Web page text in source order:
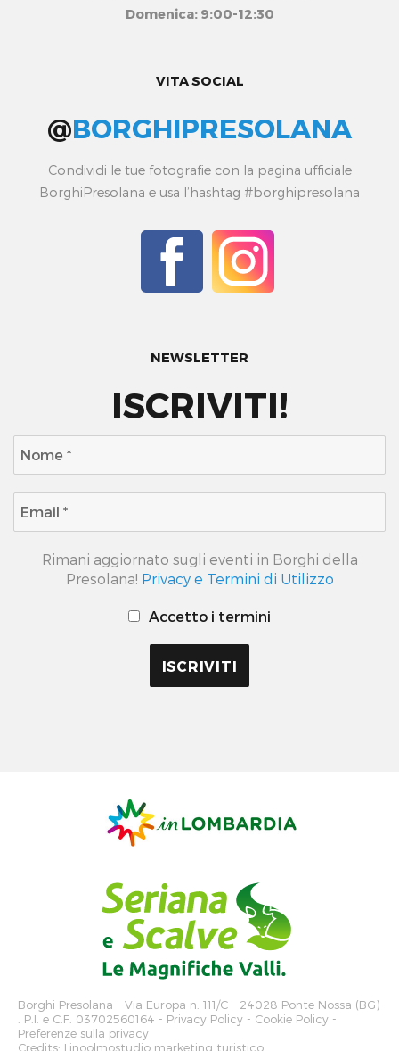
Domenica: 9:00-12:30
VITA SOCIAL
@BORGHIPRESOLANA
Condividi le tue fotografie con la pagina ufficiale
BorghiPresolana e usa l’hashtag #borghipresolana
NEWSLETTER
ISCRIVITI!
Rimani aggiornato sugli eventi in Borghi della
Presolana! Privacy e Termini di Utilizzo
Accetto i termini
Borghi Presolana - Via Europa n. 111/C - 24028 Ponte Nossa (BG)
. P.I. e C.F. 03702560164 - Privacy Policy - Cookie Policy -
Preferenze sulla privacy
Credits: Linoolmostudio marketing turistico